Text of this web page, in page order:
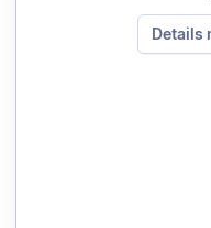
Details